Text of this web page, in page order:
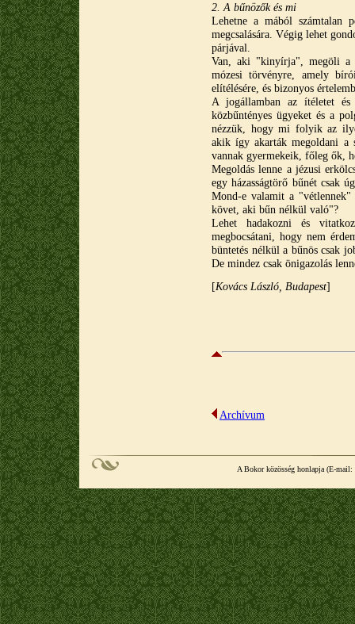
2. A bűnözők és mi
Lehetne a mából számtalan
megcsalására. Végig lehet
párjával.
Van, aki "kinyírja", megöli a
mózesi törvényre, amely
elítélésére, és bizonyos
A jogállamban az ítéletet
közbűntényes ügyeket és a
nézzük, hogy mi folyik az
akik így akarták megoldani a
vannak gyermekeik, főleg ők,
Megoldás lenne a jézusi
egy házasságtörő bűnét csak
Mond-e valamit a
követ, aki bűn nélkül való"?
Lehet hadakozni és
megbocsátani, hogy nem
büntetés nélkül a bűnös csak
De mindez csak önigazolás
[Kovács László, Budapest]
Archívum
A Bokor közösség honlapja (E-mail: